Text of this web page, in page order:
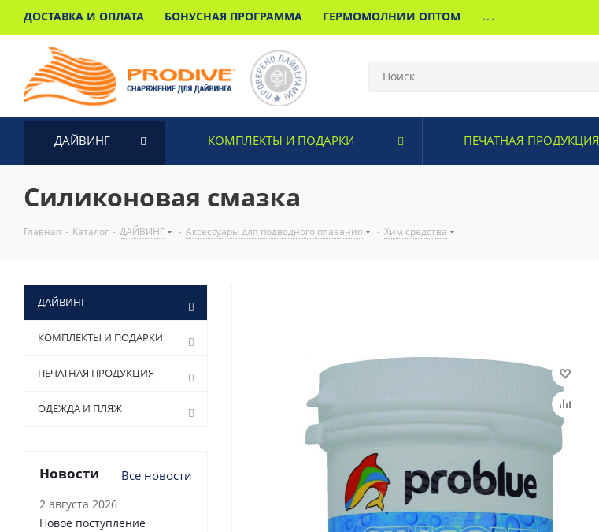
ДОСТАВКА И ОПЛАТА БОНУСНАЯ ПРОГРАММА ГЕРМОМОЛНИИ ОПТОМ ...
ДАЙВИНГ КОМПЛЕКТЫ И ПОДАРКИ ПЕЧАТНАЯ ПРОДУКЦИЯ
Силиконовая смазка
Главная - Каталог - ДАЙВИНГ - Аксессуары для подводного плавания - Хим средства
ДАЙВИНГ
КОМПЛЕКТЫ И ПОДАРКИ
ПЕЧАТНАЯ ПРОДУКЦИЯ
ОДЕЖДА И ПЛЯЖ
Новости Все новости
2 августа 2026
Новое поступление